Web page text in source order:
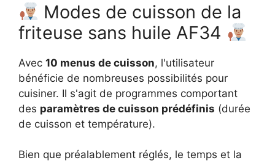
Modes de cuisson de la
friteuse sans huile AF34
Avec 10 menus de cuisson, l'utilisateur
bénéficie de nombreuses possibilités pour
cuisiner. Il s'agit de programmes comportant
des paramètres de cuisson prédéfinis (durée
de cuisson et température).
Bien que préalablement réglés, le temps et la